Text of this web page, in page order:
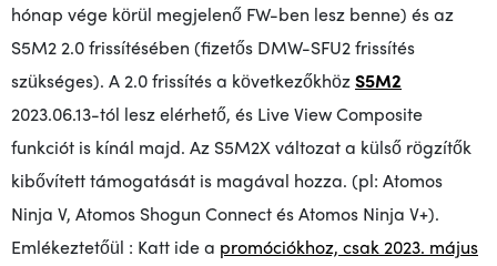
hónap vége körül megjelenő FW-ben lesz benne) és az
S5M2 2.0 frissítésében (fizetős DMW-SFU2 frissítés
szükséges). A 2.0 frissítés a következőkhözS5M2
2023.06.13-tól lesz elérhető, és Live View Composite
funkciót is kínál majd. Az S5M2X változat a külső rögzítők
kibővített támogatását is magával hozza. (pl: Atomos
Ninja V, Atomos Shogun Connect és Atomos Ninja V+).
Emlékeztetőül : Katt ide a promóciókhoz, csak 2023. május